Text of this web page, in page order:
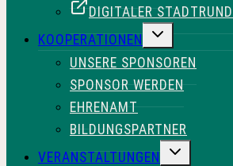
DIGITALER
KOOPERATIONEN
UNTERMENÜ
UNSERE SPONSOREN
SPONSOR WERDEN
EHRENAMT
BILDUNGSPARTNER
VERANSTALTUNGEN
UNTERMENÜ